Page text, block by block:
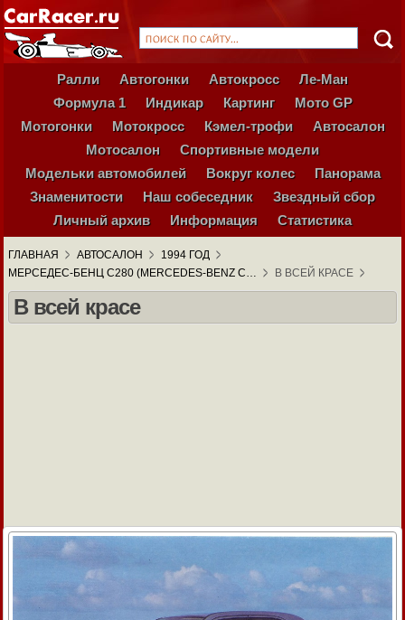
Ралли Автогонки Автокросс
Ле-Ман
Формула 1
Индикар Картинг
Мото GP
Мотогонки
Мотокросс Кэмел-трофи
Автосалон
Мотосалон
Спортивные модели
Модельки автомобилей
Вокруг колес
Панорама
Знаменитости
Наш собеседник
Звездный сбор
Личный архив
Информация Статистика
ГЛАВНАЯ АВТОСАЛОН
1994 ГОД
МЕРСЕДЕС-БЕНЦ С280 (MERCEDES-BENZ C…
В ВСЕЙ КРАСЕ
В всей красе